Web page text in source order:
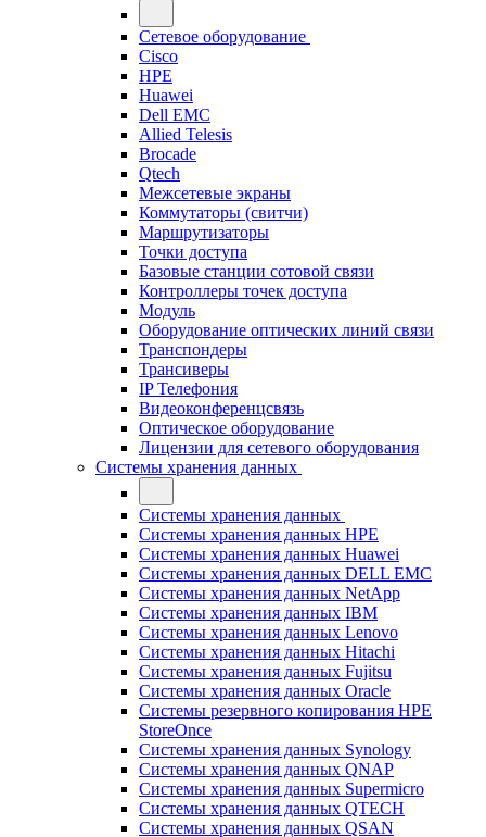
Сетевое оборудование
Cisco
HPE
Huawei
Dell EMC
Allied Telesis
Brocade
Qtech
Межсетевые экраны
Коммутаторы (свитчи)
Маршрутизаторы
Точки доступа
Базовые станции сотовой связи
Контроллеры точек доступа
Модуль
Оборудование оптических линий связи
Транспондеры
Трансиверы
IP Телефония
Видеоконференцсвязь
Оптическое оборудование
Лицензии для сетевого оборудования
Системы хранения данных
Системы хранения данных
Системы хранения данных HPE
Системы хранения данных Huawei
Системы хранения данных DELL EMC
Cистемы хранения данных NetApp
Системы хранения данных IBM
Системы хранения данных Lenovo
Системы хранения данных Hitachi
Системы хранения данных Fujitsu
Системы хранения данных Oracle
Системы резервного копирования HPE
StoreOnce
Системы хранения данных Synology
Системы хранения данных QNAP
Системы хранения данных Supermicro
Системы хранения данных QTECH
Системы хранения данных QSAN